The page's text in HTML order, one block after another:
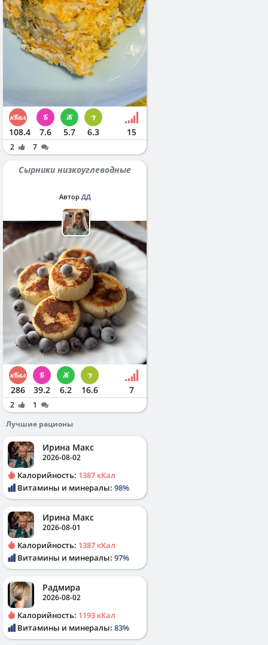
108.4 7.6 5.7 6.3 15
2 7
Сырники низкоуглеводные
Автор ДД
286 39.2 6.2 16.6 7
2
1
Лучшие рационы
Ирина Макс
2026-08-02
Калорийность: 1387 кКал
Витамины и минералы: 98%
Ирина Макс
2026-08-01
Калорийность: 1387 кКал
Витамины и минералы: 97%
Радмира
2026-08-02
Калорийность: 1193 кКал
Витамины и минералы: 83%